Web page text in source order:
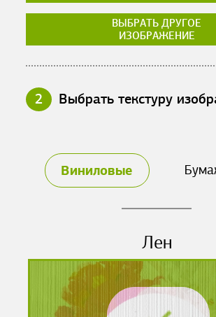
ВЫБРАТЬ ДРУГОЕ
ИЗОБРАЖЕНИЕ
2 Выбрать текстуру
Виниловые
Лен